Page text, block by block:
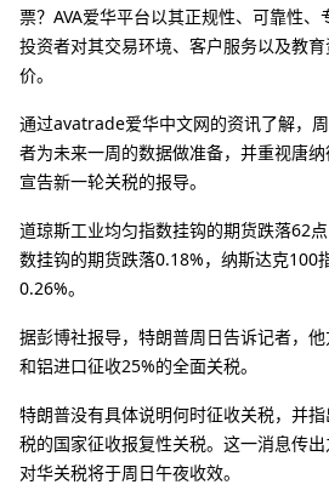
票？AVA爱华平台以其正规性、可靠性、
投资者对其交易环境、客户服务以及教
价。
通过avatrade爱华中文网的资讯了解，
者为未来一周的数据做准备，并重视唐
宣告新一轮关税的报导。
道琼斯工业均匀指数挂钩的期货跌落62
数挂钩的期货跌落0.18%，纳斯达克100
0.26%。
据彭博社报导，特朗普周日告诉记者，
和铝进口征收25%的全面关税。
特朗普没有具体说明何时征收关税，并
税的国家征收报复性关税。这一消息传
对华关税将于周日午夜收效。